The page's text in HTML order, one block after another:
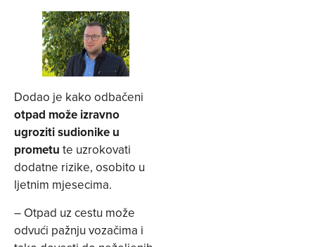
Dodao je kako odbačeni
otpad može izravno
ugroziti sudionike u
prometu te uzrokovati
dodatne rizike, osobito u
ljetnim mjesecima.
– Otpad uz cestu može
odvući pažnju vozačima i